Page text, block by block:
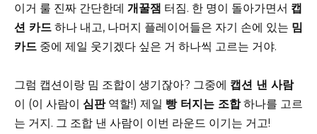
이거 룰 진짜 간단한데 개꿀잼 터짐. 한 명이 돌아가면서 캡
션 카드 하나 내고, 나머지 플레이어들은 자기 손에 있는 밈
카드 중에 제일 웃기겠다 싶은 거 하나씩 고르는 거야.
그럼 캡션이랑 밈 조합이 생기잖아? 그중에 캡션 낸 사람
이 (이 사람이 심판역할!) 제일 빵 터지는 조합하나를 고르
는 거지. 그 조합 낸 사람이 이번 라운드 이기는 거고!